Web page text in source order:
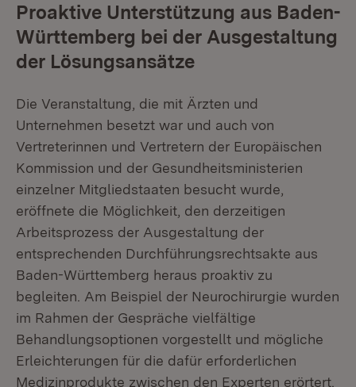
Proaktive Unterstützung aus Baden-
Württemberg bei der Ausgestaltung
der Lösungsansätze
Die Veranstaltung, die mit Ärzten und
Unternehmen besetzt war und auch von
Vertreterinnen und Vertretern der Europäischen
Kommission und der Gesundheitsministerien
einzelner Mitgliedstaaten besucht wurde,
eröffnete die Möglichkeit, den derzeitigen
Arbeitsprozess der Ausgestaltung der
entsprechenden Durchführungsrechtsakte aus
Baden-Württemberg heraus proaktiv zu
begleiten. Am Beispiel der Neurochirurgie wurden
im Rahmen der Gespräche vielfältige
Behandlungsoptionen vorgestellt und mögliche
Erleichterungen für die dafür erforderlichen
Medizinprodukte zwischen den Experten erörtert.